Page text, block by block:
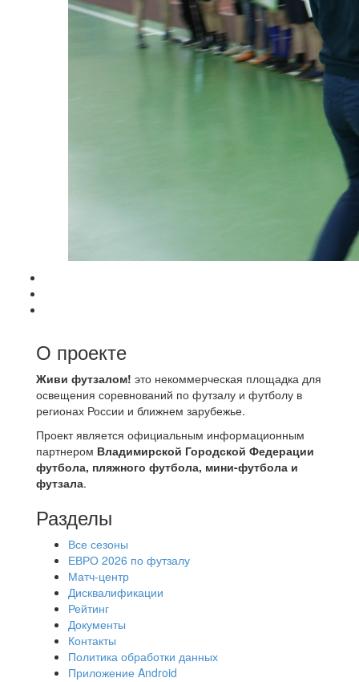
О проекте
Живи футзалом! это некоммерческая площадка для
освещения соревнований по футзалу и футболу в
регионах России и ближнем зарубежье.
Проект является официальным информационным
партнером Владимирской Городской Федерации
футбола, пляжного футбола, мини-футбола и
футзала.
Разделы
Все сезоны
ЕВРО 2026 по футзалу
Матч-центр
Дисквалификации
Рейтинг
Документы
Контакты
Политика обработки данных
Приложение Android